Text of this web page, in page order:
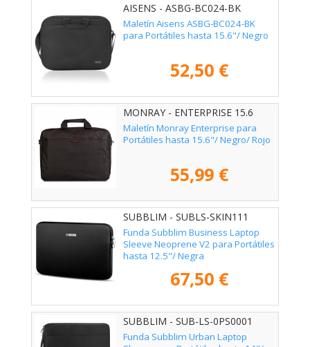
AISENS - ASBG-BC024-BK
Maletín Aisens ASBG-BC024-BK
para Portátiles hasta 15.6"/ Negro
52,50 €
MONRAY - ENTERPRISE 15.6
Maletín Monray Enterprise para
Portátiles hasta 15.6"/ Negro/ Rojo
55,99 €
SUBBLIM - SUBLS-SKIN111
Funda Subblim Business Laptop
Sleeve Neoprene V2 para Portátiles
hasta 12.5"/ Negra
67,50 €
SUBBLIM - SUB-LS-0PS0001
Funda Subblim Urban Laptop